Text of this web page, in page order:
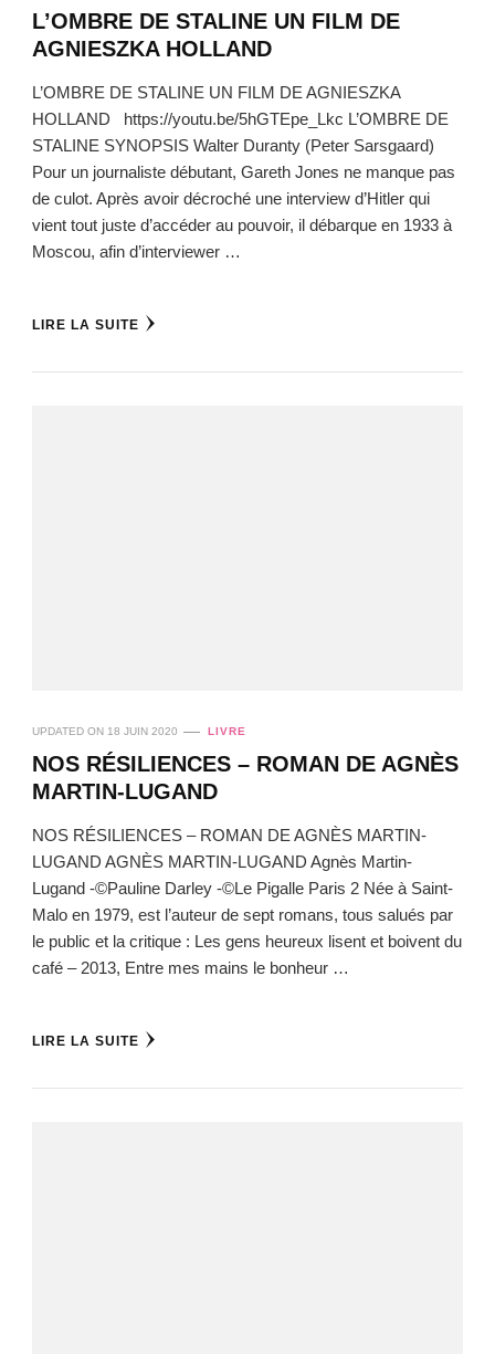
L’OMBRE DE STALINE UN FILM DE
AGNIESZKA HOLLAND
L’OMBRE DE STALINE UN FILM DE AGNIESZKA
HOLLAND https://youtu.be/5hGTEpe_Lkc L’OMBRE DE
STALINE SYNOPSIS Walter Duranty (Peter Sarsgaard)
Pour un journaliste débutant, Gareth Jones ne manque pas
de culot. Après avoir décroché une interview d’Hitler qui
vient tout juste d’accéder au pouvoir, il débarque en 1933 à
Moscou, afin d’interviewer …
LIRE LA SUITE
UPDATED ON 18 JUIN 2020 LIVRE
NOS RÉSILIENCES – ROMAN DE AGNÈS
MARTIN-LUGAND
NOS RÉSILIENCES – ROMAN DE AGNÈS MARTIN-
LUGAND AGNÈS MARTIN-LUGAND Agnès Martin-
Lugand -©Pauline Darley -©Le Pigalle Paris 2 Née à Saint-
Malo en 1979, est l’auteur de sept romans, tous salués par
le public et la critique : Les gens heureux lisent et boivent du
café – 2013, Entre mes mains le bonheur …
LIRE LA SUITE